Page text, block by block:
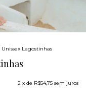
Lagostinhas
2 x de R$54,75 sem juros